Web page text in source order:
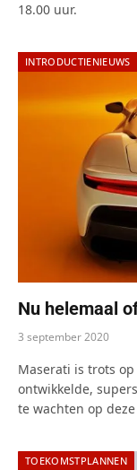
18.00 uur.
INTRODUCTIENIEUWS
Nu helemaal
3 september 2020
Maserati is trots
ontwikkelde,
te wachten op deze
TOEKOMSTPLANNEN